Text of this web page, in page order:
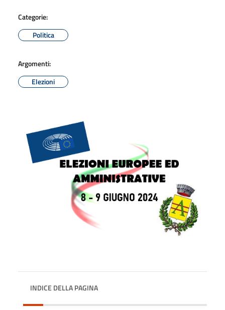
Categorie:
Politica
Argomenti:
Elezioni
INDICE DELLA PAGINA